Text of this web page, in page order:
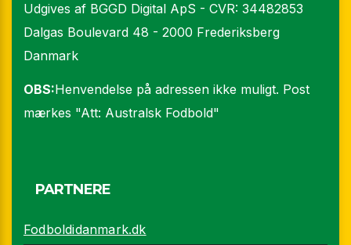
Udgives af BGGD Digital ApS - CVR: 34482853
Dalgas Boulevard 48 - 2000 Frederiksberg
Danmark
OBS:Henvendelse på adressen ikke muligt. Post
mærkes "Att: Australsk Fodbold"
PARTNERE
Fodboldidanmark.dk